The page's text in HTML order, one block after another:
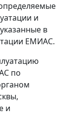
и
в
ЕМИАС.
по
и